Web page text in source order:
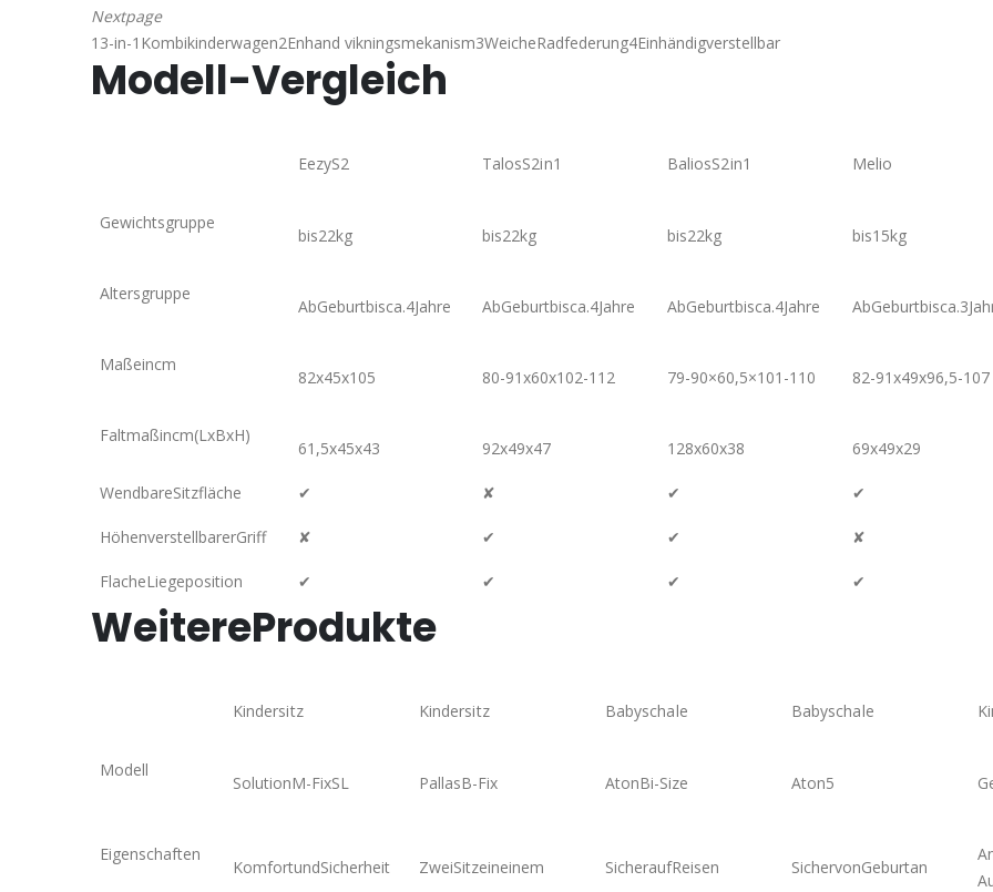
Nextpage
1 3-in-1Kombikinderwagen2Enhand vikningsmekanism3WeicheRadfederung4Einhändigverstellbar
Modell-Vergleich
EezyS2 TalosS2in1 BaliosS2in1 Melio
Gewichtsgruppe
bis22kg bis22kg bis22kg bis15kg
Altersgruppe
AbGeburtbisca.4Jahre AbGeburtbisca.4Jahre AbGeburtbisca.4Jahre
Maßeincm
82x45x105 80-91x60x102-112 79-90×60,5×101-110 82-91x49x96,5-107
Faltmaßincm(LxBxH)
61,5x45x43 92x49x47 128x60x38 69x49x29
WendbareSitzfläche ✔ ✘ ✔ ✔
HöhenverstellbarerGriff ✘ ✔ ✔ ✘
FlacheLiegeposition ✔ ✔ ✔ ✔
WeitereProdukte
Kindersitz Kindersitz Babyschale Babyschale
Modell
SolutionM-FixSL PallasB-Fix AtonBi-Size Aton5
Eigenschaften
KomfortundSicherheit ZweiSitzeineinem SicheraufReisen SichervonGeburtan